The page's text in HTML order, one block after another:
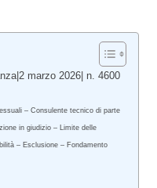
marzo 2026| n. 4600
– Consulente tecnico di parte
in giudizio – Limite delle
– Esclusione – Fondamento